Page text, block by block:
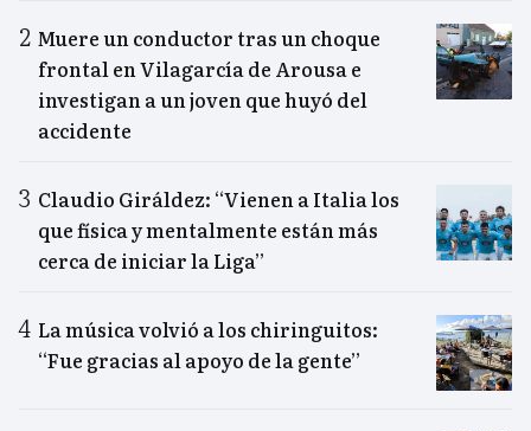
Muere un conductor tras un choque
frontal en Vilagarcía de Arousa e
investigan a un joven que huyó del
accidente
Claudio Giráldez: “Vienen a Italia los
que física y mentalmente están más
cerca de iniciar la Liga”
La música volvió a los chiringuitos:
“Fue gracias al apoyo de la gente”